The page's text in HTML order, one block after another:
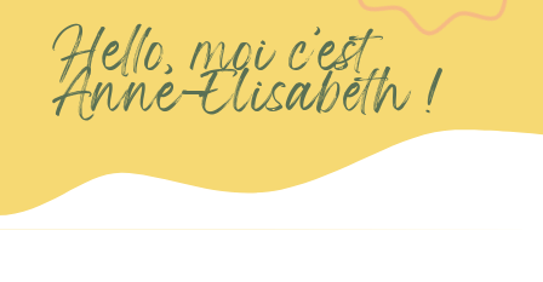
Hello, moi c’est
Anne-Elisabeth !